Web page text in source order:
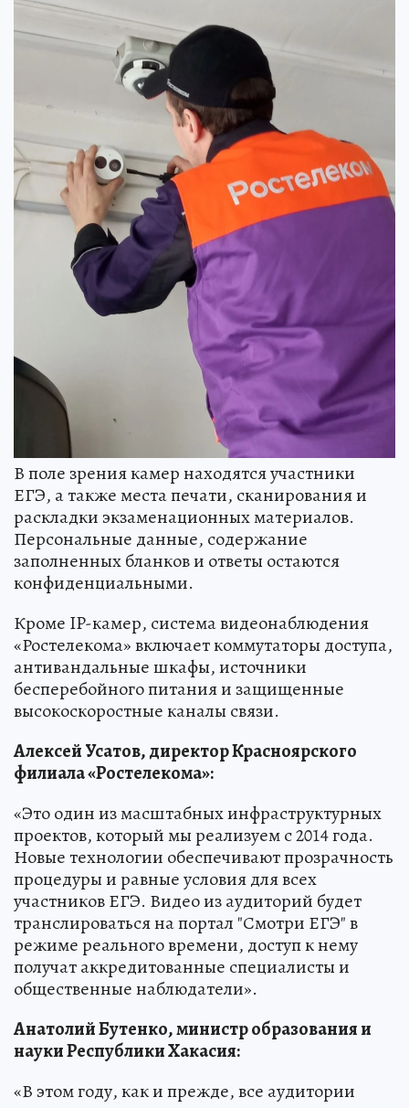
В поле зрения камер находятся участники
ЕГЭ, а также места печати, сканирования и
раскладки экзаменационных материалов.
Персональные данные, содержание
заполненных бланков и ответы остаются
конфиденциальными.
Кроме IP-камер, система видеонаблюдения
«Ростелекома» включает коммутаторы доступа,
антивандальные шкафы, источники
бесперебойного питания и защищенные
высокоскоростные каналы связи.
Алексей Усатов, директор Красноярского
филиала «Ростелекома»:
«Это один из масштабных инфраструктурных
проектов, который мы реализуем с 2014 года.
Новые технологии обеспечивают прозрачность
процедуры и равные условия для всех
участников ЕГЭ. Видео из аудиторий будет
транслироваться на портал "Смотри ЕГЭ" в
режиме реального времени, доступ к нему
получат аккредитованные специалисты и
общественные наблюдатели».
Анатолий Бутенко, министр образования и
науки Республики Хакасия:
«В этом году, как и прежде, все аудитории